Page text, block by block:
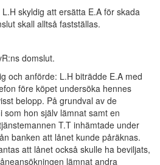
skyldig att ersätta E.A för skada
skall alltså fastställas.
domslut.
och anförde: L.H biträdde E.A med
före köpet undersöka hennes
belopp. På grundval av de
som hon själv lämnat samt en
T.T inhämtade under
banken att lånet kunde påräknas.
att lånet också skulle ha beviljats,
lämnat andra